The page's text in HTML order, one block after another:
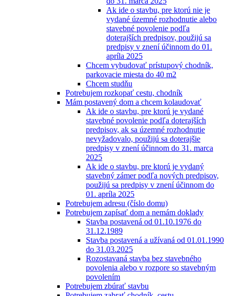
Ak ide o stavbu, pre ktorú nie je
vydané územné rozhodnutie alebo
stavebné povolenie podľa
doterajších predpisov, použijú sa
predpisy v znení účinnom do 01.
apríla 2025
Chcem vybudovať prístupový chodník,
parkovacie miesta do 40 m2
Chcem studňu
Potrebujem rozkopať cestu, chodník
Mám postavený dom a chcem kolaudovať
Ak ide o stavbu, pre ktorú je vydané
stavebné povolenie podľa doterajších
predpisov, ak sa územné rozhodnutie
nevyžadovalo, použijú sa doterajšie
predpisy v znení účinnom do 31. marca
2025
Ak ide o stavbu, pre ktorú je vydaný
stavebný zámer podľa nových predpisov,
použijú sa predpisy v znení účinnom do
01. apríla 2025
Potrebujem adresu (číslo domu)
Potrebujem zapísať dom a nemám doklady
Stavba postavená od 01.10.1976 do
31.12.1989
Stavba postavená a užívaná od 01.01.1990
do 31.03.2025
Rozostavaná stavba bez stavebného
povolenia alebo v rozpore so stavebným
povolením
Potrebujem zbúrať stavbu